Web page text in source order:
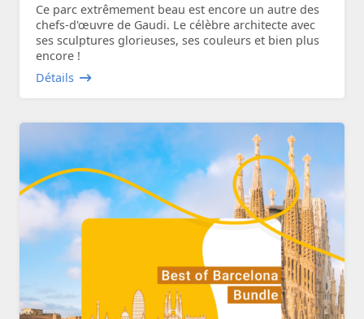
Ce parc extrêmement beau est encore un autre des
chefs-d'œuvre de Gaudi. Le célèbre architecte avec
ses sculptures glorieuses, ses couleurs et bien plus
encore !
Détails